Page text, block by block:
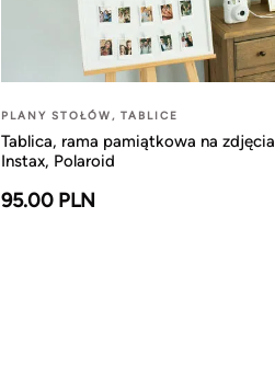
PLANY STOŁÓW, TABLICE
Tablica, rama pamiątkowa na zdjęcia
Instax, Polaroid
95.00 PLN